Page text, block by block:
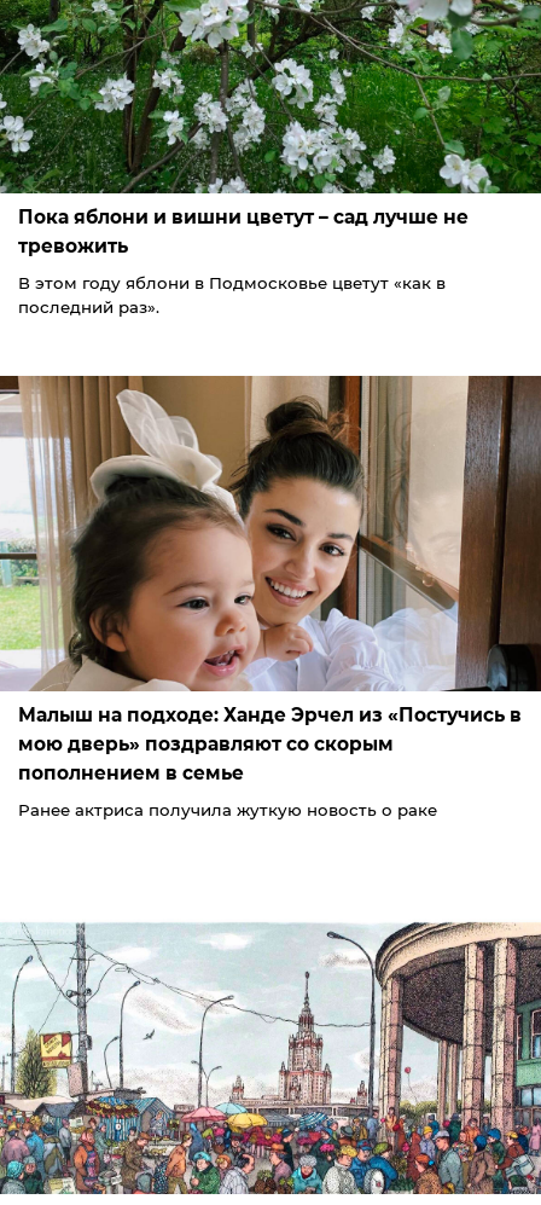
Пока яблони и вишни цветут – сад лучше не
тревожить
В этом году яблони в Подмосковье цветут «как в
последний раз».
Малыш на подходе: Ханде Эрчел из «Постучись в
мою дверь» поздравляют со скорым
пополнением в семье
Ранее актриса получила жуткую новость о раке